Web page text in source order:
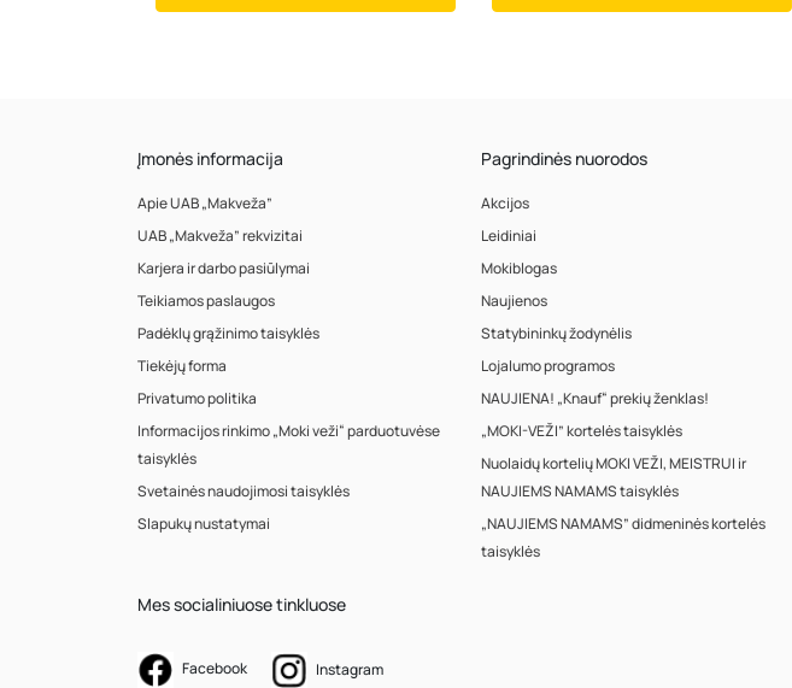
Įmonės informacija
Apie UAB „Makveža”
UAB „Makveža” rekvizitai
Karjera ir darbo pasiūlymai
Teikiamos paslaugos
Padėklų grąžinimo taisyklės
Tiekėjų forma
Privatumo politika
Informacijos rinkimo „Moki veži“ parduotuvėse
taisyklės
Svetainės naudojimosi taisyklės
Slapukų nustatymai
Pagrindinės nuorodos
Akcijos
Leidiniai
Mokiblogas
Naujienos
Statybininkų žodynėlis
Lojalumo programos
NAUJIENA! „Knauf“ prekių ženklas!
„MOKI-VEŽI” kortelės taisyklės
Nuolaidų kortelių MOKI VEŽI, MEISTRUI ir
NAUJIEMS NAMAMS taisyklės
„NAUJIEMS NAMAMS” didmeninės kortelės
taisyklės
Mes socialiniuose tinkluose
Facebook Instagram